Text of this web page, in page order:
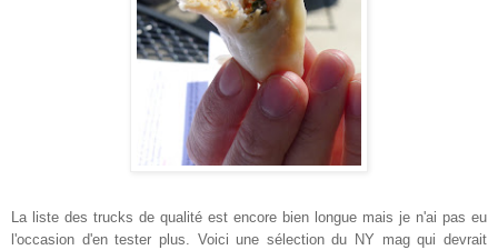
La liste des trucks de qualité est encore bien longue mais je n'ai pas eu
l'occasion d'en tester plus. Voici une sélection du NY mag qui devrait